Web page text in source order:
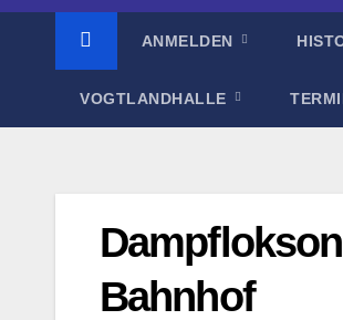
ANMELDEN
VOGTLANDHALLE
Bahnhof